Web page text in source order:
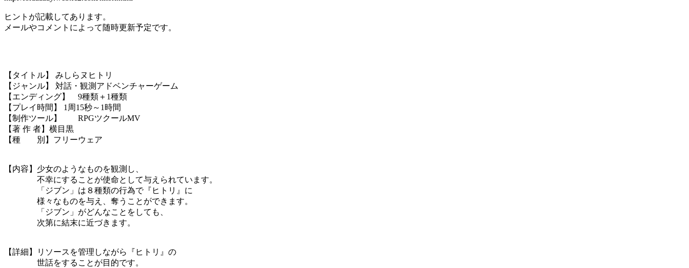
ヒントが記載してあります。
メールやコメントによって随時更新予定です。
【タイトル】 みしらヌヒトリ
【ジャンル】 対話・観測アドベンチャーゲーム
【エンディング】 9種類＋1種類
【プレイ時間】 1周15秒～1時間
【制作ツール】 RPGツクールMV
【著 作 者】横目黒
【種 別】フリーウェア
【内容】少女のようなものを観測し、
不幸にすることが使命として与えられています。
「ジブン」は８種類の行為で『ヒトリ』に
様々なものを与え、奪うことができます。
「ジブン」がどんなことをしても、
次第に結末に近づきます。
【詳細】リソースを管理しながら『ヒトリ』の
世話をすることが目的です。